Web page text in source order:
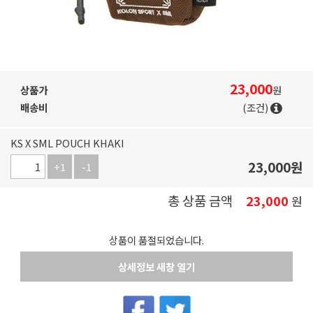
상품가 23,000원
배송비
(조건)
KS X SML POUCH KHAKI
+1
-1 23,000원
총 상품 금액
23,000 원
상품이 품절되었습니다.
상세정보 새창 열기